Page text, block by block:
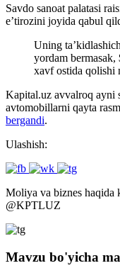
Savdo sanoat palatasi
e’tirozini joyida qabul
Uning
yordam
xavf ostida qolishi
Kapital.uz avvalroq ayni
avtomobillarni qayta
bergandi.
Ulashish:
Moliya va biznes haqida
@KPTLUZ
Mavzu bo'yicha